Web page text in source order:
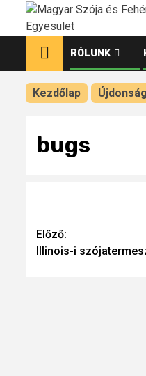
Ugrás
tartalomhoz
RÓLUNK
Kezdőlap
bugs
Continue
Reading
Előző:
Illinois-i